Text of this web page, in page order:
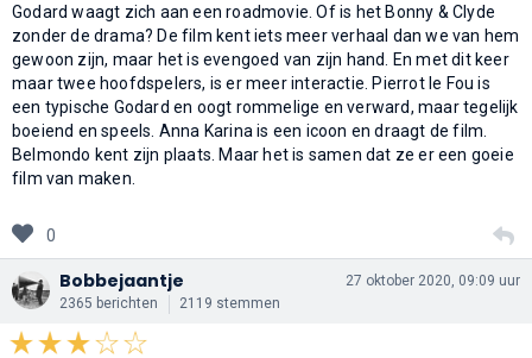
Godard waagt zich aan een roadmovie. Of is het Bonny & Clyde
zonder de drama? De film kent iets meer verhaal dan we van hem
gewoon zijn, maar het is evengoed van zijn hand. En met dit keer
maar twee hoofdspelers, is er meer interactie. Pierrot le Fou is
een typische Godard en oogt rommelige en verward, maar tegelijk
boeiend en speels. Anna Karina is een icoon en draagt de film.
Belmondo kent zijn plaats. Maar het is samen dat ze er een goeie
film van maken.
0
Bobbejaantje
2365 berichten 2119 stemmen
27 oktober 2020, 09:09 uur